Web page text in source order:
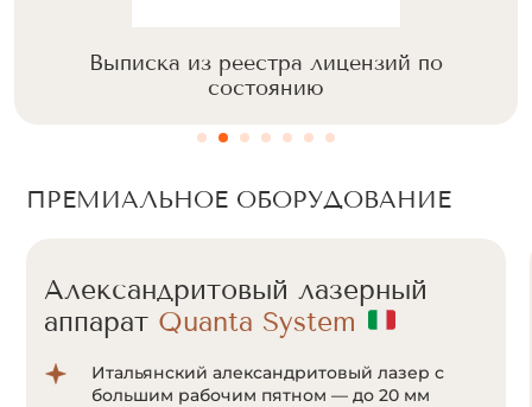
Выписка из реестра лицензий по
состоянию
ПРЕМИАЛЬНОЕ ОБОРУДОВАНИЕ
Александритовый лазерный
аппарат Quanta System
Итальянский александритовый лазер с
большим рабочим пятном — до 20 мм